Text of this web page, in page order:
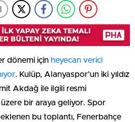
dönemi için heyecan verici
. Kulüp, Alanyaspor’un iki yıldız
Akdağ ile ilgili resmi
bir araya geliyor. Spor
bu toplantı, Fenerbahçe